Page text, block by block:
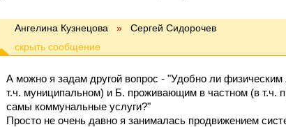
Ангелина Кузнецова » Сергей Сидорочев
А можно я задам другой вопрос - "Удобно ли
т.ч. муниципальном) и Б. проживающим в частном (в т.ч.
самы коммунальные услуги?"
Просто не очень давно я занималась продвижением